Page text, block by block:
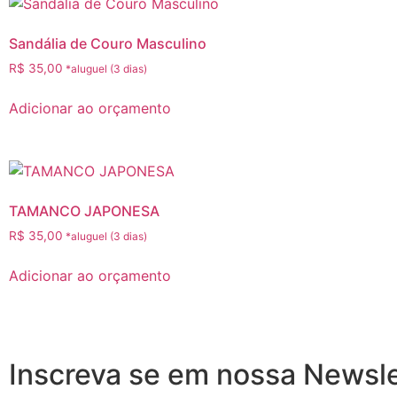
Sandália de Couro Masculino
R$ 35,00
Adicionar ao orçamento
TAMANCO JAPONESA
R$ 35,00
Adicionar ao orçamento
Inscreva se em nossa